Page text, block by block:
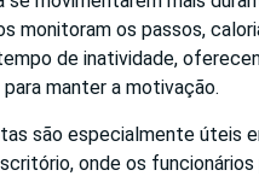
monitoram os passos,
de inatividade,
manter a motivação.
são especialmente úteis
onde os funcionários